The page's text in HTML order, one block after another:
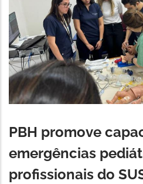
PBH promove
emergências
profissionais do